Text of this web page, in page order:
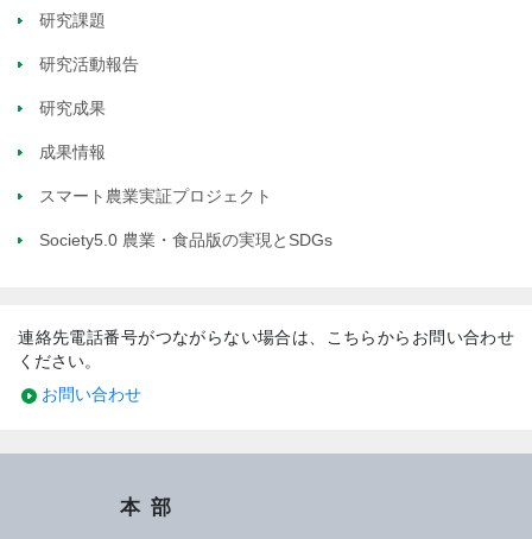
研究課題
研究活動報告
研究成果
成果情報
スマート農業実証プロジェクト
Society5.0 農業・食品版の実現とSDGs
連絡先電話番号がつながらない場合は、こちらからお問い合わせ
ください。
お問い合わせ
本部